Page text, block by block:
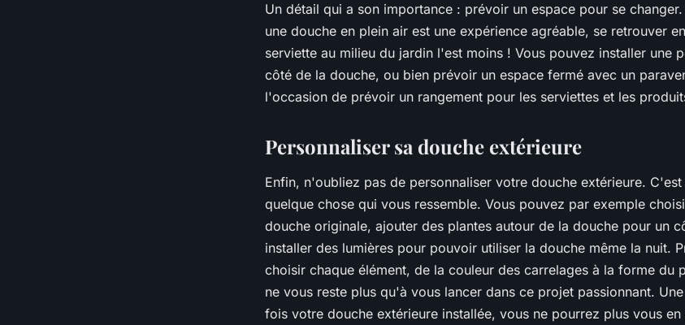
Un détail qui a son importance : prévoir un espace pour se
une douche en plein air est une expérience agréable, se retrouver
serviette au milieu du jardin l'est moins ! Vous pouvez installer une
côté de la douche, ou bien prévoir un espace fermé avec un
l'occasion de prévoir un rangement pour les serviettes et les
Personnaliser sa douche extérieure
Enfin, n'oubliez pas de personnaliser votre douche extérieure.
quelque chose qui vous ressemble. Vous pouvez par exemple
douche originale, ajouter des plantes autour de la douche pour un
installer des lumières pour pouvoir utiliser la douche même la nuit.
choisir chaque élément, de la couleur des carrelages à la forme du
ne vous reste plus qu'à vous lancer dans ce projet passionnant.
fois votre douche extérieure installée, vous ne pourrez plus vous en